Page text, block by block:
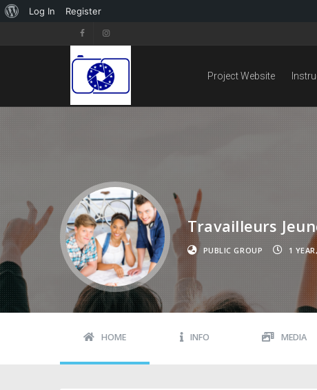
Log In Register
Project Website
Travailleurs
PUBLIC GROUP 1
HOME INFO MEDIA